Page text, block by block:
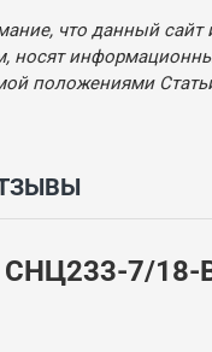
что данный сайт
положениями
СНЦ233-7/18-